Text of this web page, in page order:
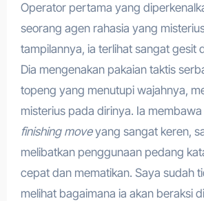
Operator pertama yang
seorang agen rahasia yang
tampilannya, ia terlihat sangat gesit
Dia mengenakan pakaian taktis
topeng yang menutupi wajahnya,
misterius pada dirinya. Ia
finishing moveyang sangat keren,
melibatkan penggunaan pedang
cepat dan mematikan. Saya sudah
melihat bagaimana ia akan beraksi